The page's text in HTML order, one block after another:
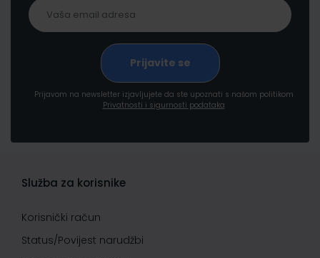
Prijavom na newsletter izjavljujete da ste upoznati s našom politikom
Privatnosti i sigurnosti podataka
Služba za korisnike
Korisnički račun
Status/Povijest narudžbi